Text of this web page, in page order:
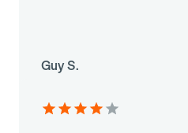
Guy S.